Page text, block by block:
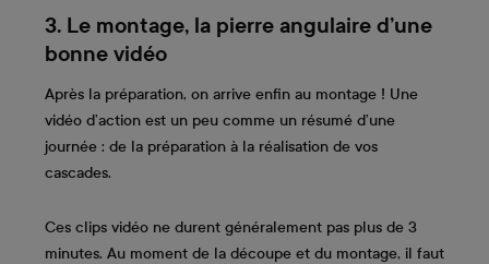
3. Le montage, la pierre angulaire d’une
bonne vidéo
Après la préparation, on arrive enfin au montage ! Une
vidéo d’action est un peu comme un résumé d’une
journée : de la préparation à la réalisation de vos
cascades.
Ces clips vidéo ne durent généralement pas plus de 3
minutes. Au moment de la découpe et du montage, il faut